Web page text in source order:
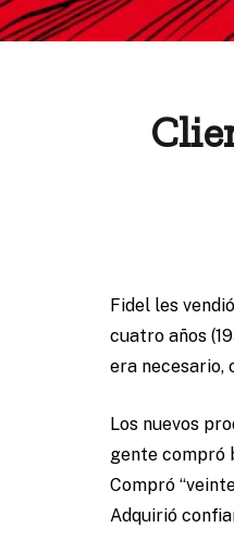
Fidel les
cuatro años
era necesario,
Los nuevos
gente compró
Compró
Adquirió